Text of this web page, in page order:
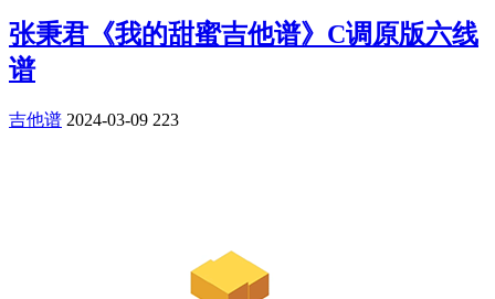
张秉君《我的甜蜜吉他谱》C调原版六线
谱
吉他谱 2024-03-09 223